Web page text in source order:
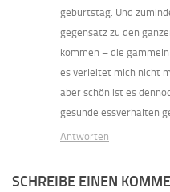
geburtstag. Und
gegensatz zu den
kommen – die
es verleitet mich nicht
aber schön ist es
gesunde essverhalten
Antworten
SCHREIBE EINEN